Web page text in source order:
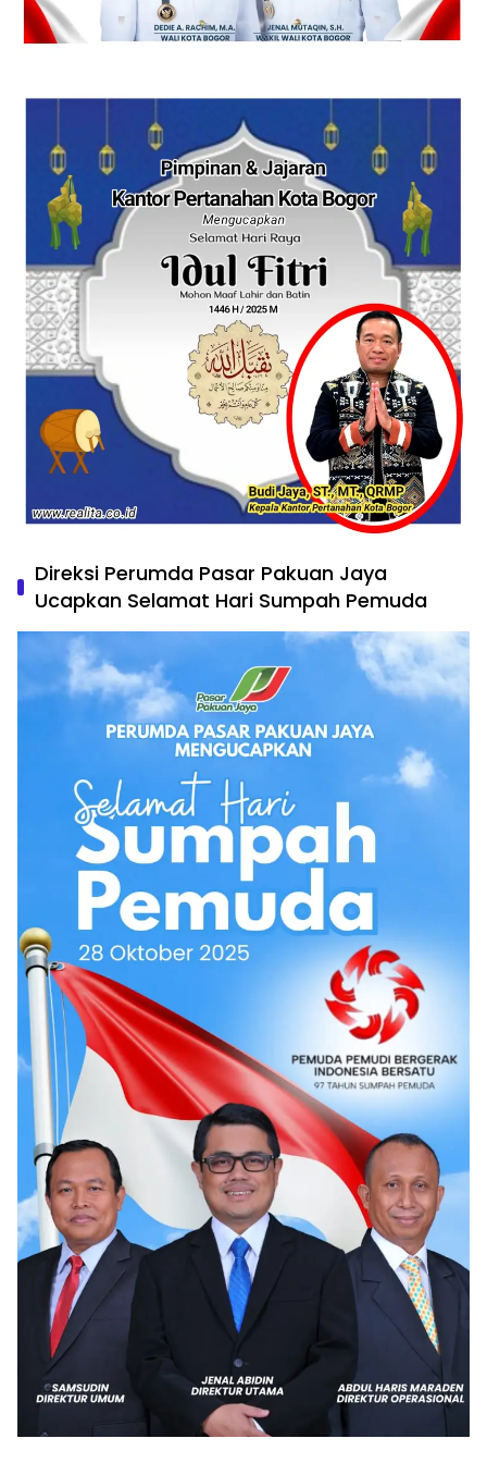
Direksi Perumda Pasar Pakuan Jaya
Ucapkan Selamat Hari Sumpah Pemuda